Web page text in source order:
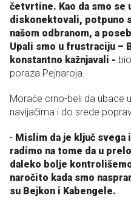
četvrtine. Kao da smo se
diskonektovali, potpuno
našom odbranom, a
Upali smo u frustraciju –
konstantno kažnjavali -
poraza Pejnaroja.
Moraće crno-beli da ubace
navijačima i do srede
- M islim da je ključ svega
radimo na tome da u
daleko bolje
naročito kada smo
su Bejkon i Kabengele.